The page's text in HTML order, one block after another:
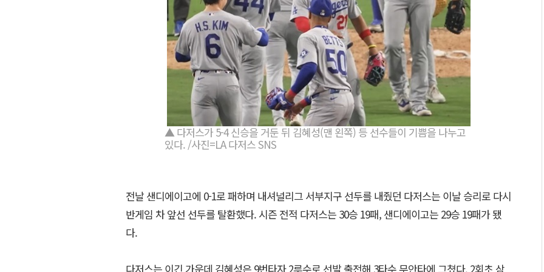
▲ 다저스가 5-4 신승을 거둔 뒤 김혜성(맨 왼쪽) 등 선수들이 기쁨을 나누고
있다. /사진=LA 다저스 SNS
전날 샌디에이고에 0-1로 패하며 내셔널리그 서부지구 선두를 내줬던 다저스는 이날 승리로 다시
반게임 차 앞선 선두를 탈환했다. 시즌 전적 다저스는 30승 19패, 샌디에이고는 29승 19패가 됐
다.
다저스는 이긴 가운데 김혜성은 9번타자 2루수로 선발 출전해 3타수 무안타에 그쳤다. 2회초 삼